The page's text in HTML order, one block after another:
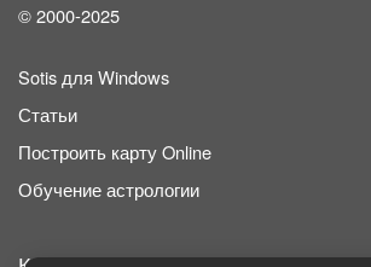
© 2000-2025
Sotis для Windows
Статьи
Построить карту Online
Обучение астрологии